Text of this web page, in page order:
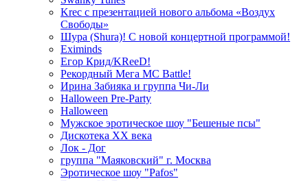
Krec с презентацией нового альбома «Воздух
Свободы»
Шура (Shura)! С новой концертной программой!
Eximinds
Егор Крид/KReeD!
Рекордный Мега МС Battle!
Ирина Забияка и группа Чи-Ли
Halloween Pre-Party
Halloween
Мужское эротическое шоу "Бешеные псы"
Дискотека ХХ века
Лок - Дог
группа "Маяковский" г. Москва
Эротическое шоу "Pafos"